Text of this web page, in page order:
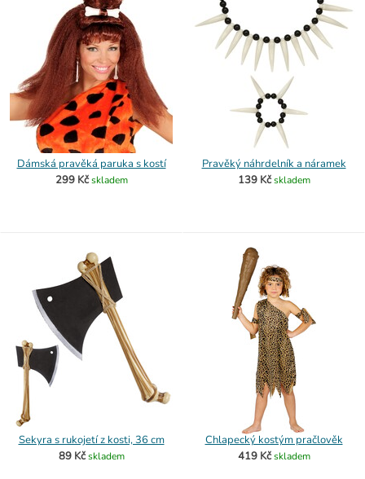
Dámská pravěká paruka s kostí
299 Kč skladem
Pravěký náhrdelník a náramek
139 Kč skladem
Sekyra s rukojetí z kosti, 36 cm
89 Kč skladem
Chlapecký kostým pračlověk
419 Kč skladem